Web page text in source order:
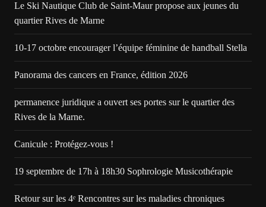
Le Ski Nautique Club de Saint-Maur propose aux jeunes du
quartier Rives de Marne
10-17 octobre encourager l’équipe féminine de handball Stella
Panorama des cancers en France, édition 2026
permanence juridique a ouvert ses portes sur le quartier des
Rives de la Marne.
Canicule : Protégez-vous !
19 septembre de 17h à 18h30 Sophrologie Musicothérapie
Retour sur les 4ᵉ Rencontres sur les maladies chroniques